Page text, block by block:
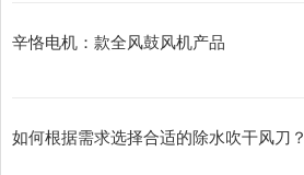
辛恪电机：款全风鼓风机产品
如何根据需求选择合适的除水吹干风刀？